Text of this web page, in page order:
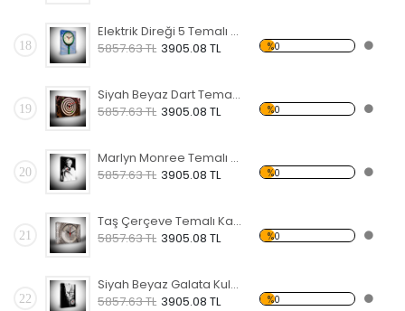
18
Elektrik Direği 5 Temalı Kanvas Saat
5857.63 TL 3905.08 TL %0
19
Siyah Beyaz Dart Temalı Kanvas Saat
5857.63 TL 3905.08 TL %0
20
Marlyn Monree Temalı Kanvas Saat
5857.63 TL 3905.08 TL %0
21
Taş Çerçeve Temalı Kanvas Saat
5857.63 TL 3905.08 TL %0
22
Siyah Beyaz Galata Kulesi Temalı Kanvas Saat
5857.63 TL 3905.08 TL %0